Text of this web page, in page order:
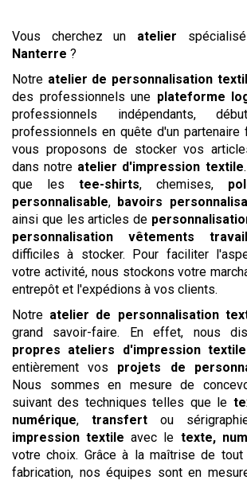
Vous cherchez un atelier
Nanterre ?
Notre atelier de personnalisation
des professionnels une plateforme
professionnels indépendants,
professionnels en quête d'un partenaire
vous proposons de stocker vos
dans notre atelier d'impression textile
que les tee-shirts, chemises,
personnalisable, bavoirs
ainsi que les articles de
personnalisation vêtements travail
difficiles à stocker. Pour faciliter
votre activité, nous stockons votre
entrepôt et l'expédions à vos clients.
Notre atelier de personnalisation
grand savoir-faire. En effet, nous
propres ateliers d'impression textile
entièrement vos projets de
Nous sommes en mesure de
suivant des techniques telles que le
numérique, transfert ou
impression textile avec le texte,
votre choix. Grâce à la maîtrise de
fabrication, nos équipes sont en